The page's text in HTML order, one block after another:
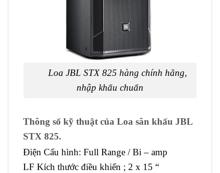
Loa JBL STX 825 hàng chính hãng,
nhập khẩu chuẩn
Thông số kỹ thuật của Loa sân khấu JBL
STX 825.
Điện Cấu hình: Full Range / Bi – amp
LF Kích thước điều khiển ; 2 x 15 “